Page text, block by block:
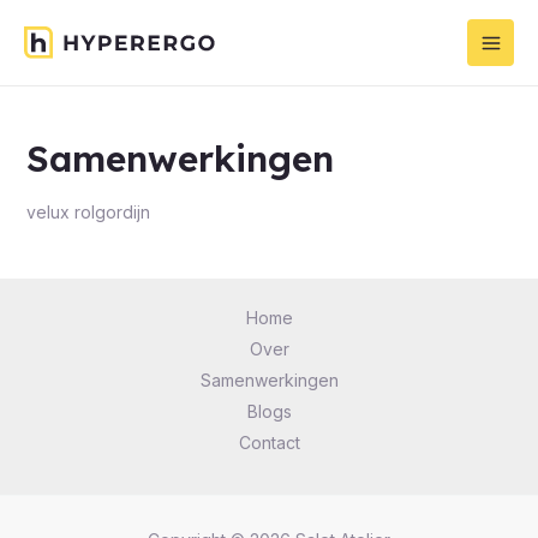
Samenwerkingen
velux rolgordijn
Home
Over
Samenwerkingen
Blogs
Contact